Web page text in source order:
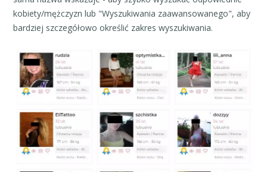
kobiety/mężczyzn lub "Wyszukiwania zaawansowanego", aby
bardziej szczegółowo określić zakres wyszukiwania.